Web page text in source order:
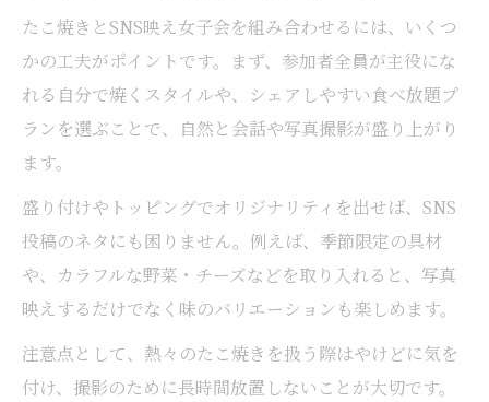
たこ焼きとSNS映え女子会を組み合わせるには、いくつ
かの工夫がポイントです。まず、参加者全員が主役にな
れる自分で焼くスタイルや、シェアしやすい食べ放題プ
ランを選ぶことで、自然と会話や写真撮影が盛り上がり
ます。
盛り付けやトッピングでオリジナリティを出せば、SNS
投稿のネタにも困りません。例えば、季節限定の具材
や、カラフルな野菜・チーズなどを取り入れると、写真
映えするだけでなく味のバリエーションも楽しめます。
注意点として、熱々のたこ焼きを扱う際はやけどに気を
付け、撮影のために長時間放置しないことが大切です。